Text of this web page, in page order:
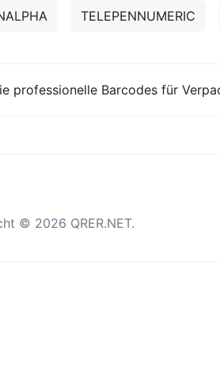
TELEPENNUMERIC
professionelle Barcodes für
© 2026 QRER.NET.